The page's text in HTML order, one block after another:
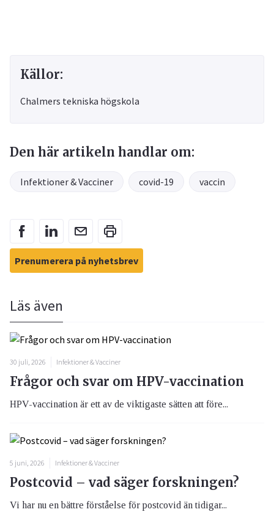
Källor:
Chalmers tekniska högskola
Den här artikeln handlar om:
Infektioner & Vacciner covid-19 vaccin
Prenumerera på nyhetsbrev
Läs även
30 juli, 2026 Infektioner & Vacciner
Frågor och svar om HPV-vaccination
HPV-vaccination är ett av de viktigaste sätten att före...
5 juni, 2026 Infektioner & Vacciner
Postcovid – vad säger forskningen?
Vi har nu en bättre förståelse för postcovid än tidigar...